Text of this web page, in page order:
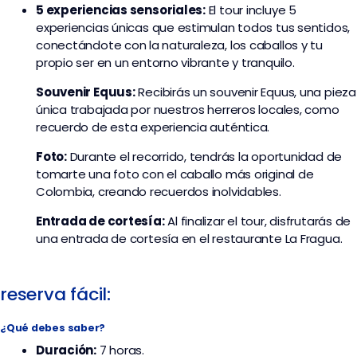
5 experiencias sensoriales:El tour incluye 5
experiencias únicas que estimulan todos tus sentidos,
conectándote con la naturaleza, los caballos y tu
propio ser en un entorno vibrante y tranquilo.
Souvenir Equus:Recibirás un souvenir Equus, una pieza
única trabajada por nuestros herreros locales, como
recuerdo de esta experiencia auténtica.
Foto:Durante el recorrido, tendrás la oportunidad de
tomarte una foto con el caballo más original de
Colombia, creando recuerdos inolvidables.
Entrada de cortesía:Al finalizar el tour, disfrutarás de
una entrada de cortesía en el restaurante La Fragua.
reserva fácil:
¿Qué debes saber?
Duración:7 horas.